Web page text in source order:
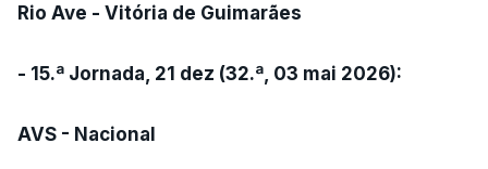
Rio Ave - Vitória de Guimarães
- 15.ª Jornada, 21 dez (32.ª, 03 mai 2026):
AVS - Nacional